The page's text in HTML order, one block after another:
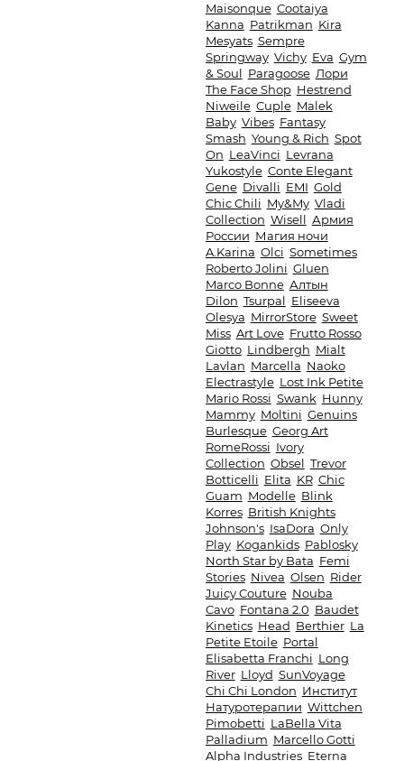
Maisonque Cootaiya
Kanna Patrikman Kira
Mesyats Sempre
Springway Vichy Eva Gym
& Soul Paragoose Лори
The Face Shop Hestrend
Niweile Cuple Malek
Baby Vibes Fantasy
Smash Young & Rich Spot
On LeaVinci Levrana
Yukostyle Conte Elegant
Gene Divalli EMI Gold
Chic Chili My&My Vladi
Collection Wisell Армия
России Магия ночи
A.Karina Olci Sometimes
Roberto Jolini Gluen
Marco Bonne Алтын
Dilon Tsurpal Eliseeva
Olesya MirrorStore Sweet
Miss Art Love Frutto Rosso
Giotto Lindbergh Mialt
Lavlan Marcella Naoko
Electrastyle Lost Ink Petite
Mario Rossi Swank Hunny
Mammy Moltini Genuins
Burlesque Georg Art
RomeRossi Ivory
Collection Obsel Trevor
Botticelli Elita KR Chic
Guam Modelle Blink
Korres British Knights
Johnson's IsaDora Only
Play Kogankids Pablosky
North Star by Bata Femi
Stories Nivea Olsen Rider
Juicy Couture Nouba
Cavo Fontana 2.0 Baudet
Kinetics Head Berthier La
Petite Etoile Portal
Elisabetta Franchi Long
River Lloyd SunVoyage
Chi Chi London Институт
Натуротерапии Wittchen
Pimobetti LaBella Vita
Palladium Marcello Gotti
Alpha Industries Eterna